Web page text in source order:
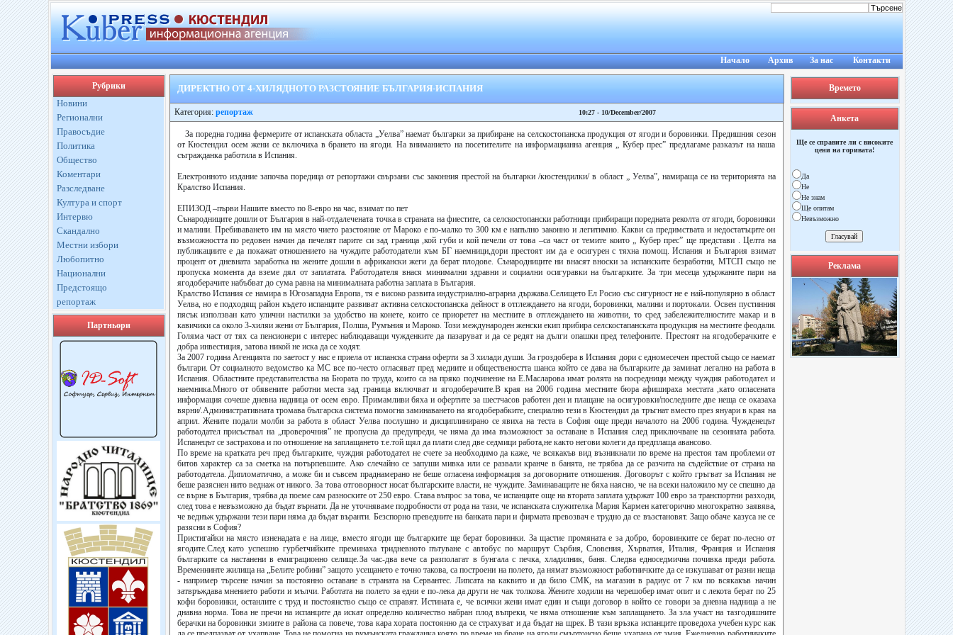
Начало Архив За нас Контакти
Рубрики
Новини
Регионални
Правосъдие
Политика
Общество
Коментари
Разследване
Култура и спорт
Интервю
Скандално
Местни избори
Любопитно
Национални
Предстоящо
репортаж
Партньори
ДИРЕКТНО ОТ 4-ХИЛЯДНОТО РАЗСТОЯНИЕ БЪЛГАРИЯ-ИСПАНИЯ
Категория: репортаж 10:27 - 10/December/2007
За поредна година фермерите от испанската областа „Уелва” наемат българки за прибиране на селскостопанска продукция от ягоди и боровинки. Предишния сезон
от Кюстендил осем жени се включиха в брането на ягоди. На вниманието на посетителите на информацианна агенция „ Кубер прес” предлагаме разказът на наша
съгражданка работила в Испания.
Електронното издание започва поредица от репортажи свързани със законния престой на българки /кюстендилки/ в област „ Уелва”, намираща се на територията на
Кралство Испания.
ЕПИЗОД –първи Нашите вместо по 8-евро на час, взимат по пет
Сънародниците дошли от България в най-отдалечената точка в страната на фиестите, са селскостопански работници прибиращи поредната реколта от ягоди, боровинки
и малини. Пребиваването им на място чието разстояние от Мароко е по-малко то 300 км е напълно законно и легитимно. Какви са предимствата и недостатъците он
възможността по редовен начин да печелят парите си зад граница ,кой губи и кой печели от това –са част от темите които „ Кубер прес” ще представи . Целта на
публикациите е да покажат отношението на чуждите работодатели към БГ наемници,дори престоят им да е осигурен с тяхна помощ. Испания и България взимат
процент от дневната заработка на жените дошли в африкански жеги да берат плодове. Сънародниците ни внасят вноски за испанските безработни, МТСП също не
пропуска момента да вземе дял от заплатата. Работодателя внася минимални здравни и социални осигуравки на българките. За три месеца удържаните пари на
ягодоберачите набъбват до сума равна на минималната работна заплата в България.
Кралство Испания се намира в Югозападна Европа, тя е високо развита индустриално-аграрна държава.Селището Ел Росио със сигурност не е най-популярно в област
Уелва, но е подходящ район където испанците развиват активна селскостопанска дейност в отглеждането на ягоди, боровинки, малини и портокали. Освен пустинния
пясък използван като улични настилки за удобство на конете, които се приоретет на местните в отглеждането на животни, то сред забележителностите макар и в
кавичики са около 3-хиляи жени от България, Полша, Румъния и Мароко. Този международен женски екип прибира селскостапанската продукция на местинте феодали.
Голяма част от тях са пенсионери с интерес наблюдаващи чужденките да пазаруват и да се редят на дълги опашки пред телефоните. Престоят на ягодоберачките е
добра инвестиция, затова никой не иска да се ходят.
За 2007 година Агенцията по заетост у нас е приела от испанска страна оферти за 3 хилади души. За гроздобера в Испания дори с едномесечен престой също се наемат
българи. От социалното ведомство ка МС все по-често огласяват пред медиите и обществеността шанса който се дава на българките да заминат легално на работа в
Испания. Областните представителства на Бюрата по труда, които са на пряко подчинение на Е.Масларова имат ролята на посредници между чуждия работодател и
наемника.Много от обявените работни места зад граница включват и ягодоберачите.В края на 2006 година местните бюра афишираха местата ,като огласената
информация сочеше дневна надница от осем евро. Примамливи бяха и офертите за шестчасов работен ден и плащане на осигуровки/последните две неща се оказаха
вярни/.Административната тромава българска система помогна заминаването на ягодоберабките, специално тези в Кюстендил да тръгнат вместо през януари в края на
април. Жените подали молби за работа в област Уелва послушно и дисциплинирано се явиха на теста в София още преди началото на 2006 година. Чужденецът
работодател присъствал на „проверочния” не пропусна да предупреди, че няма да има възможност за оставане в Испания след приключване на сезонната работа.
Испанецът се застрахова и по отношение на заплащането т.е.той щял да плати след две седмици работа,не както негови колеги да предплаща авансово.
По време на кратката реч пред българките, чуждия работодател не счете за необходимо да каже, че всякакъв вид възникнали по време на престоя там проблеми от
битов характер са за сметка на потърпевшите. Ако слечайно се запуши мивка или се развали кранче в банята, не трябва да се разчита на съдействие от страна на
работодатела. Дипломатично, а може би и съвсем праднамерано не беше огласена информация за договорните отношения. Договорът с който гръгват за Испания не
беше разяснен нито веднаж от никого. За това отговорност носат българските власти, не чуждите. Заминаващите не бяха наясно, че на всеки наложило му се спешно да
се върне в България, трябва да поеме сам разноските от 250 евро. Става въпрос за това, че испанците още на втората заплата удържат 100 евро за транспортни разходи,
след това е невъзможно да бъдат върнати. Да не уточняваме подробности от рода на тази, че испанската служителка Мария Кармен категорично многократно заявява,
че веднъж удържани тези пари няма да бъдат въранти. Безспорно преведните на банката пари и фирмата превозвач е трудно да се възстановят. Защо обаче казуса не се
разясни в София?
Пристигайки на място изненадата е на лице, вместо ягоди ще българките ще берат боровинки. За щастие промяната е за добро, боровинките се берат по-лесно от
ягодите.След като успешно гурбетчийките преминаха тридневното пътуване с автобус по маршрут Сърбия, Словения, Хърватия, Италия, Франция и Испания
българките са настанени в емиграционно селище.За час-два вече са разполагат в бунгала с печка, хладилник, баня. Следва едноседмична почивка преди работа.
Временнинте жилища на „Белите робини” защото усещането е точно такова, са построени на полето, да нямат възможност работничките да се изкушават от разни неща
- например търсене начин за постоянно оставане в страната на Сервантес. Липсата на каквито и да било СМК, на магазин в радиус от 7 км по всякакъв начин
затвръждава мнението работи и мълчи. Работата на полето за едни е по-лека да други не чак толкова. Жените ходили на черешобер имат опит и с лекота берат по 25
кофи боровинки, останлите с труд и постоянство също се справят. Истината е, че всички жени имат един и същи договор в който се говори за дневна надница а не
днавна норма. Това не пречи на испанците да искат определно количество набран плод въпреки, че няма отношение към заплащането. За зла участ на тазгодишните
берачки на боровинки змиите в района са повече, това кара хората постоянно да се страхуват и да бъдат на щрек. В тази връзка испанците проведоха учебен курс как
Времето
Анкета
Ще се справите ли с високите
цени на горивата!
Да
Не
Не знам
Ще опитам
Невъзможно
Реклама